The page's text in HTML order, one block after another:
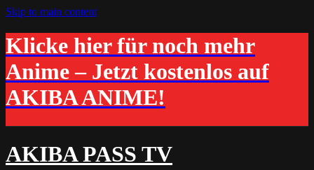
Skip to main content
Klicke hier für noch mehr
Anime – Jetzt kostenlos auf
AKIBA ANIME!
AKIBA PASS TV